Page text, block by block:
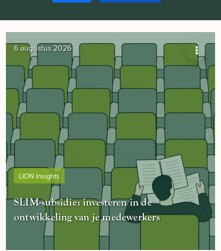
6 augustus 2026
LION Insights
SLIM-subsidie: investeren in de
ontwikkeling van je medewerkers